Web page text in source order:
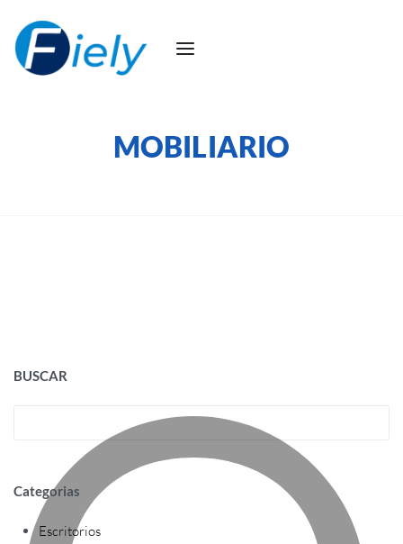
MOBILIARIO
BUSCAR
Categorias
Escritorios